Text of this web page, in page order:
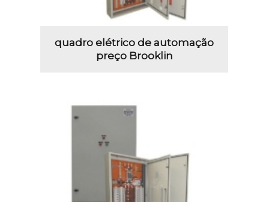
quadro elétrico de automação
preço Brooklin